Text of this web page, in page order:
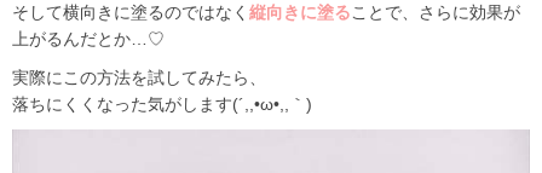
そして横向きに塗るのではなく 縦向きに塗ることで、さらに効果が
上がるんだとか…♡
実際にこの方法を試してみたら、
落ちにくくなった気がします(´,,•ω•,,｀)